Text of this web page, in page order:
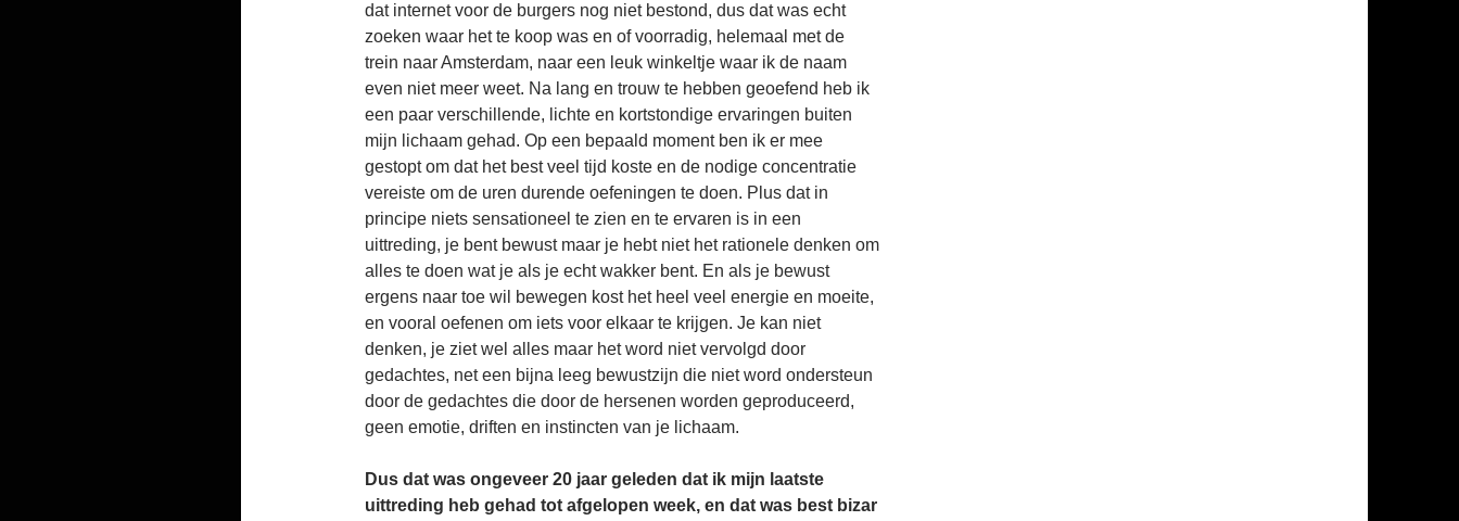
dat internet voor de burgers nog niet bestond, dus dat was echt
zoeken waar het te koop was en of voorradig, helemaal met de
trein naar Amsterdam, naar een leuk winkeltje waar ik de naam
even niet meer weet. Na lang en trouw te hebben geoefend heb ik
een paar verschillende, lichte en kortstondige ervaringen buiten
mijn lichaam gehad. Op een bepaald moment ben ik er mee
gestopt om dat het best veel tijd koste en de nodige concentratie
vereiste om de uren durende oefeningen te doen. Plus dat in
principe niets sensationeel te zien en te ervaren is in een
uittreding, je bent bewust maar je hebt niet het rationele denken om
alles te doen wat je als je echt wakker bent. En als je bewust
ergens naar toe wil bewegen kost het heel veel energie en moeite,
en vooral oefenen om iets voor elkaar te krijgen. Je kan niet
denken, je ziet wel alles maar het word niet vervolgd door
gedachtes, net een bijna leeg bewustzijn die niet word ondersteun
door de gedachtes die door de hersenen worden geproduceerd,
geen emotie, driften en instincten van je lichaam.
Dus dat was ongeveer 20 jaar geleden dat ik mijn laatste
uittreding heb gehad tot afgelopen week, en dat was best bizar